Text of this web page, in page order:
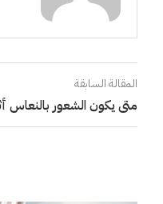
المقالة السابقة
متى يكون الشعور بالنعاس